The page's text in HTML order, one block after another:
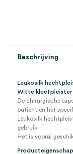
Beschrijving
Leukosilk
Witte kleefpleister
De chirurgische
patiënt en het
Leukosilk
gebruik.
Het is vooral